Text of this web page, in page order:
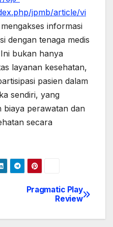
jpmb/article/vi
informasi
dengan tenaga medis
bukan hanya
layanan kesehatan,
pasien dalam
sendiri, yang
perawatan dan
secara
Pragmatic Play
Review